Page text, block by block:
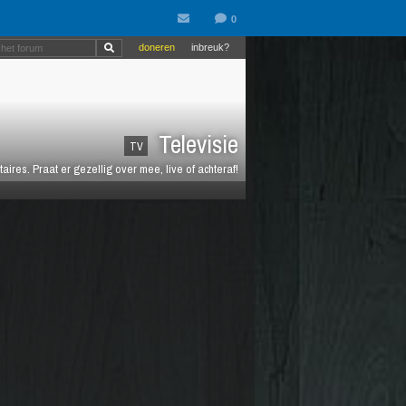
TV Televisie
Praat er gezellig over mee, live of achteraf!
inbreuk?
doneren